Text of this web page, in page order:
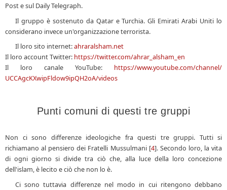
Post e sul Daily Telegraph.
Il gruppo è sostenuto da Qatar e Turchia. Gli Emirati Arabi Uniti lo
considerano invece un'organizzazione terrorista.
Il loro sito internet:ahraralsham.net
Il loro account Twitter: https://twitter.com/ahrar_alsham_en
Il loro canale YouTube: https://www.youtube.com/channel/
UCCAgcKXwipFldow9ipQH2oA/videos
Punti comuni di questi tre gruppi
Non ci sono differenze ideologiche fra questi tre gruppi. Tutti si
richiamano al pensiero dei Fratelli Mussulmani [4]. Secondo loro, la vita
di ogni giorno si divide tra ciò che, alla luce della loro concezione
dell'islam, è lecito e ciò che non lo è.
Ci sono tuttavia differenze nel modo in cui ritengono debbano